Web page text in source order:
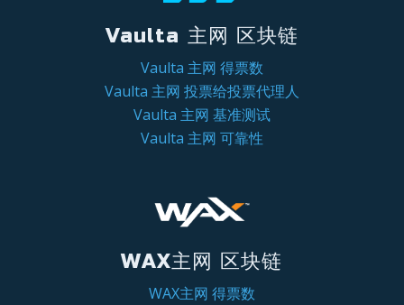
Vaulta 主网 区块链
Vaulta 主网 得票数
Vaulta 主网 投票给投票代理人
Vaulta 主网 基准测试
Vaulta 主网 可靠性
WAX主网 区块链
WAX主网 得票数